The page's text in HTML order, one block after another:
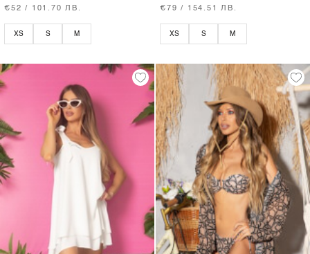
€52 / 101.70 ЛВ.
XS S M
€79 / 154.51 ЛВ.
XS S M